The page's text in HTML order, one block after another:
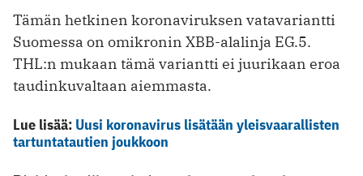
Tämän hetkinen koronaviruksen vatavariantti
Suomessa on omikronin XBB-alalinja EG.5.
THL:n mukaan tämä variantti ei juurikaan eroa
taudinkuvaltaan aiemmasta.
Lue lisää: Uusi koronavirus lisätään yleisvaarallisten
tartuntatautien joukkoon